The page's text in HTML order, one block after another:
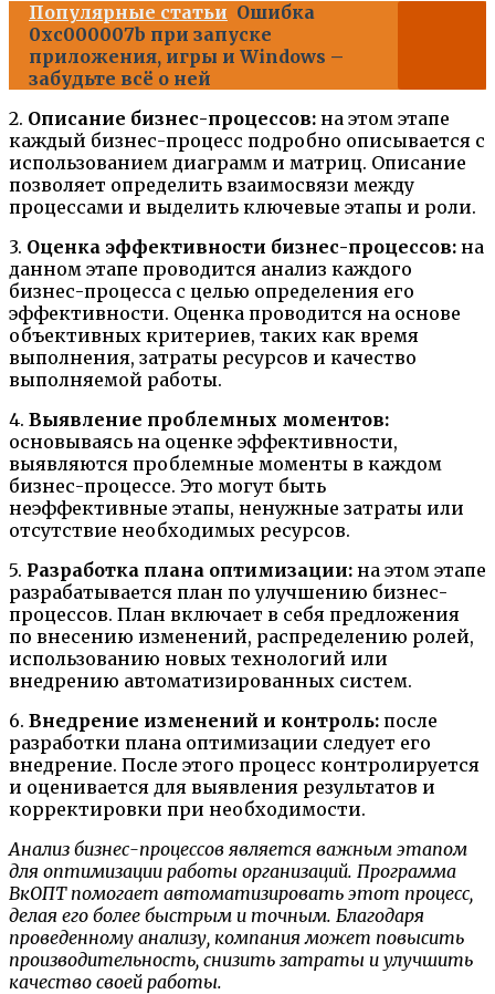
Популярные статьи Ошибка
0xc000007b при запуске
приложения, игры и Windows –
забудьте всё о ней
2. Описание бизнес-процессов: на этом этапе
каждый бизнес-процесс подробно описывается с
использованием диаграмм и матриц. Описание
позволяет определить взаимосвязи между
процессами и выделить ключевые этапы и роли.
3. Оценка эффективности бизнес-процессов: на
данном этапе проводится анализ каждого
бизнес-процесса с целью определения его
эффективности. Оценка проводится на основе
объективных критериев, таких как время
выполнения, затраты ресурсов и качество
выполняемой работы.
4. Выявление проблемных моментов:
основываясь на оценке эффективности,
выявляются проблемные моменты в каждом
бизнес-процессе. Это могут быть
неэффективные этапы, ненужные затраты или
отсутствие необходимых ресурсов.
5. Разработка плана оптимизации: на этом этапе
разрабатывается план по улучшению бизнес-
процессов. План включает в себя предложения
по внесению изменений, распределению ролей,
использованию новых технологий или
внедрению автоматизированных систем.
6. Внедрение изменений и контроль: после
разработки плана оптимизации следует его
внедрение. После этого процесс контролируется
и оценивается для выявления результатов и
корректировки при необходимости.
Анализ бизнес-процессов является важным этапом
для оптимизации работы организаций. Программа
ВкОПТ помогает автоматизировать этот процесс,
делая его более быстрым и точным. Благодаря
проведенному анализу, компания может повысить
производительность, снизить затраты и улучшить
качество своей работы.